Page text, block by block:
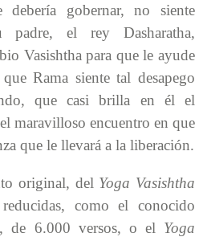
gobernar, no siente
padre, el rey Dasharatha,
Vasishtha para que le ayude
Rama siente tal desapego
que casi brilla en él el
maravilloso encuentro en que
que le llevará a la liberación.
original, del Yoga Vasishtha
como el conocido
, de 6.000 versos, o el Yoga